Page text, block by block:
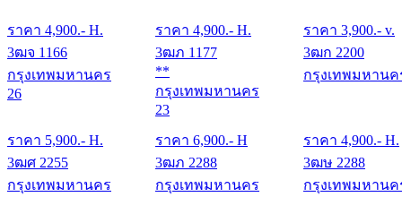
ราคา 4,900.- H. ราคา 4,900.- H. ราคา 3,900.- v.
3ฒจ 1166
กรุงเทพมหานคร
26
ราคา 5,900.- H.
3ฒภ 1177
**
กรุงเทพมหานคร
23
ราคา 6,900.- H
3ฒก 2200
กรุงเทพมหานค
ราคา 4,900.- H.
3ฒศ 2255
กรุงเทพมหานคร
3ฒภ 2288
กรุงเทพมหานคร
3ฒษ 2288
กรุงเทพมหานค